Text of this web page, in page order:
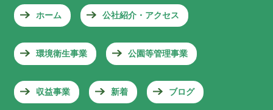
ホーム 公社紹介・アクセス
環境衛生事業 公園等管理事業
収益事業 新着 ブログ